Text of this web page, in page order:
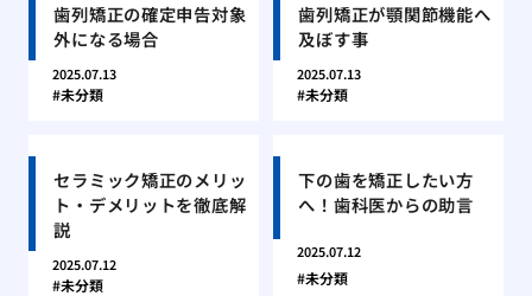
歯列矯正の確定申告対象
外になる場合
2025.07.13
未分類
歯列矯正が顎関節機能へ
及ぼす事
2025.07.13
未分類
セラミック矯正のメリッ
ト・デメリットを徹底解
説
2025.07.12
未分類
下の歯を矯正したい方
へ！歯科医からの助言
2025.07.12
未分類